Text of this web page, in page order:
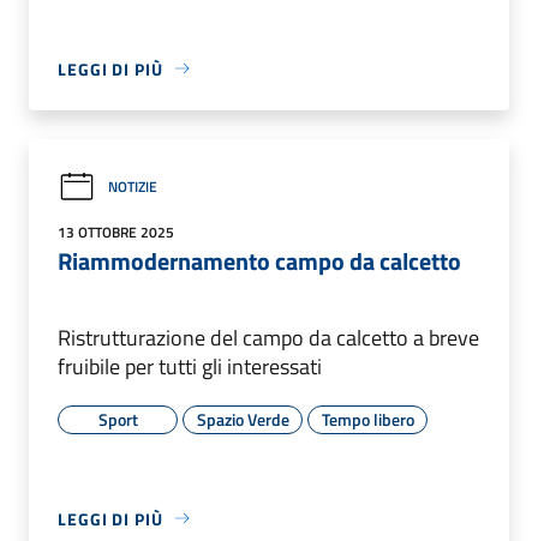
LEGGI DI PIÙ
NOTIZIE
13 OTTOBRE 2025
Riammodernamento campo da calcetto
Ristrutturazione del campo da calcetto a breve
fruibile per tutti gli interessati
Sport Spazio Verde Tempo libero
LEGGI DI PIÙ